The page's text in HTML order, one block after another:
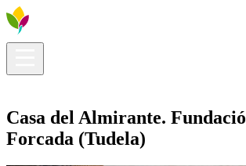
Casa del Almirante.
Forcada (Tudela)